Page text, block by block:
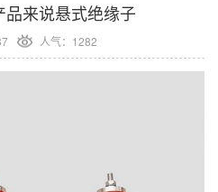
来说悬式绝缘子
人气：1282